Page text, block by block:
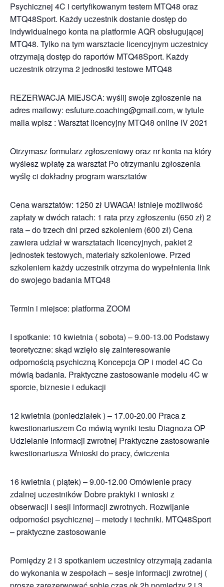
Psychicznej 4C i certyfikowanym testem MTQ48 oraz
MTQ48Sport. Każdy uczestnik dostanie dostęp do
indywidualnego konta na platformie AQR obsługującej
MTQ48. Tylko na tym warsztacie licencyjnym uczestnicy
otrzymają dostęp do raportów MTQ48Sport. Każdy
uczestnik otrzyma 2 jednostki testowe MTQ48
REZERWACJA MIEJSCA: wyślij swoje zgłoszenie na
adres mailowy: esfuture.coaching@gmail.com, w tytule
maila wpisz : Warsztat licencyjny MTQ48 online IV 2021
Otrzymasz formularz zgłoszeniowy oraz nr konta na który
wyślesz wpłatę za warsztat Po otrzymaniu zgłoszenia
wyślę ci dokładny program warsztatów
Cena warsztatów: 1250 zł UWAGA! Istnieje możliwość
zapłaty w dwóch ratach: 1 rata przy zgłoszeniu (650 zł) 2
rata – do trzech dni przed szkoleniem (600 zł) Cena
zawiera udział w warsztatach licencyjnych, pakiet 2
jednostek testowych, materiały szkoleniowe. Przed
szkoleniem każdy uczestnik otrzyma do wypełnienia link
do swojego badania MTQ48
Termin i miejsce: platforma ZOOM
I spotkanie: 10 kwietnia ( sobota) – 9.00-13.00 Podstawy
teoretyczne: skąd wzięło się zainteresowanie
odpornością psychiczną Koncepcja OP i model 4C Co
mówią badania. Praktyczne zastosowanie modelu 4C w
sporcie, biznesie i edukacji
12 kwietnia (poniedziałek ) – 17.00-20.00 Praca z
kwestionariuszem Co mówią wyniki testu Diagnoza OP
Udzielanie informacji zwrotnej Praktyczne zastosowanie
kwestionariusza Wnioski do pracy, ćwiczenia
16 kwietnia ( piątek) – 9.00-12.00 Omówienie pracy
zdalnej uczestników Dobre praktyki i wnioski z
obserwacji i sesji informacji zwrotnych. Rozwijanie
odporności psychicznej – metody i techniki. MTQ48Sport
– praktyczne zastosowanie
Pomiędzy 2 i 3 spotkaniem uczestnicy otrzymają zadania
do wykonania w zespołach – sesje informacji zwrotnej (